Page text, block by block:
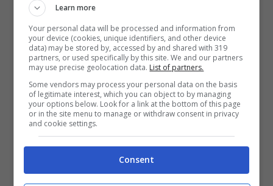
@crotto_valtellina/Instagram) – Viagginews.com
Learn more
Your personal data will be processed and information from
your device (cookies, unique identifiers, and other device
data) may be stored by, accessed by and shared with 319
partners, or used specifically by this site. We and our partners
may use precise geolocation data. List of partners.
Some vendors may process your personal data on the basis
of legitimate interest, which you can object to by managing
your options below. Look for a link at the bottom of this page
or in the site menu to manage or withdraw consent in privacy
and cookie settings.
Consent